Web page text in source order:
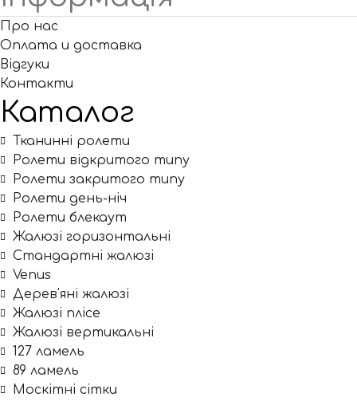
Про нас
Оплата и доставка
Відгуки
Контакти
Каталог
Тканинні ролети
Ролети відкритого типу
Ролети закритого типу
Ролети день-ніч
Ролети блекаут
Жалюзі горизонтальні
Стандартні жалюзі
Venus
Дерев'яні жалюзі
Жалюзі плісе
Жалюзі вертикальні
127 ламель
89 ламель
Москітні сітки